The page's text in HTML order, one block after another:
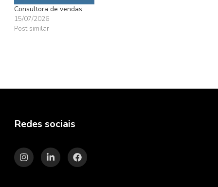
Consultora de vendas
15/07/2026
Post similar
Redes sociais